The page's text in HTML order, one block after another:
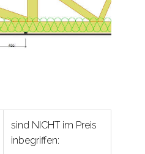
sind NICHT im Preis
inbegriffen: